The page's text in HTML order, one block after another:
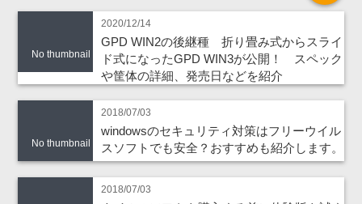
No thumbnail
2020/12/14
GPD WIN2の後継種 折り畳み式からスライ
ド式になったGPD WIN3が公開！ スペック
や筐体の詳細、発売日などを紹介
No thumbnail
2018/07/03
windowsのセキュリティ対策はフリーウイル
スソフトでも安全？おすすめも紹介します。
2018/07/03